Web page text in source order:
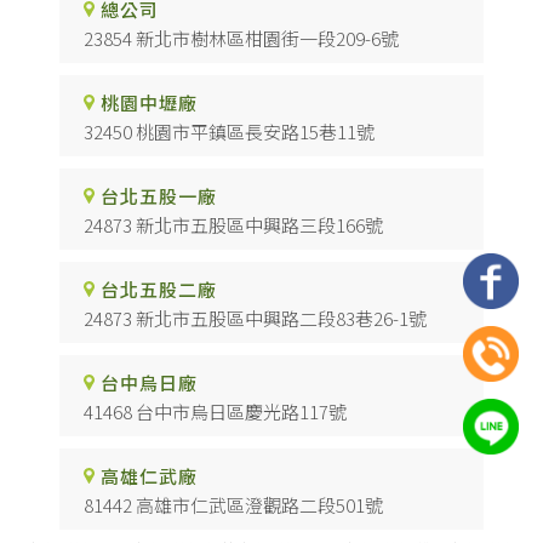
總公司
23854 新北市樹林區柑園街一段209-6號
桃園中壢廠
32450 桃園市平鎮區長安路15巷11號
台北五股一廠
24873 新北市五股區中興路三段166號
台北五股二廠
24873 新北市五股區中興路二段83巷26-1號
台中烏日廠
41468 台中市烏日區慶光路117號
高雄仁武廠
81442 高雄市仁武區澄觀路二段501號